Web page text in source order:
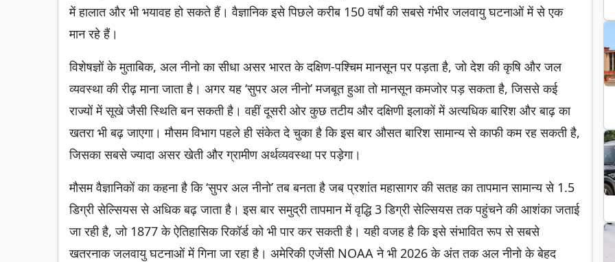
में हालात और भी भयावह हो सकते हैं। वैज्ञानिक इसे पिछले करीब 150 वर्षों की सबसे गंभीर जलवायु घटनाओं में से एक
मान रहे हैं।
विशेषज्ञों के मुताबिक, अल नीनो का सीधा असर भारत के दक्षिण-पश्चिम मानसून पर पड़ता है, जो देश की कृषि और जल
व्यवस्था की रीढ़ माना जाता है। अगर यह ‘सुपर अल नीनो’ मजबूत हुआ तो मानसून कमजोर पड़ सकता है, जिससे कई
राज्यों में सूखे जैसी स्थिति बन सकती है। वहीं दूसरी ओर कुछ तटीय और दक्षिणी इलाकों में अत्यधिक बारिश और बाढ़ का
खतरा भी बढ़ जाएगा। मौसम विभाग पहले ही संकेत दे चुका है कि इस बार औसत बारिश सामान्य से काफी कम रह सकती है,
जिसका सबसे ज्यादा असर खेती और ग्रामीण अर्थव्यवस्था पर पड़ेगा।
मौसम वैज्ञानिकों का कहना है कि ‘सुपर अल नीनो’ तब बनता है जब प्रशांत महासागर की सतह का तापमान सामान्य से 1.5
डिग्री सेल्सियस से अधिक बढ़ जाता है। इस बार समुद्री तापमान में वृद्धि 3 डिग्री सेल्सियस तक पहुंचने की आशंका जताई
जा रही है, जो 1877 के ऐतिहासिक रिकॉर्ड को भी पार कर सकती है। यही वजह है कि इसे संभावित रूप से सबसे
खतरनाक जलवायु घटनाओं में गिना जा रहा है। अमेरिकी एजेंसी NOAA ने भी 2026 के अंत तक अल नीनो के बेहद